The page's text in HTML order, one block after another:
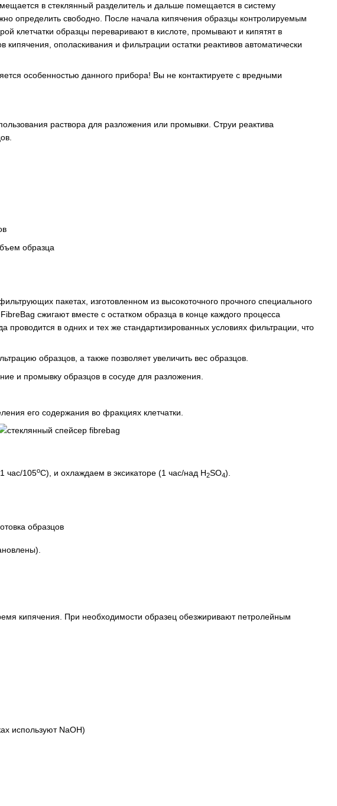
в стеклянный разделитель и дальше помещается в систему
определить свободно. После начала кипячения образцы контролируемым
клетчатки образцы переваривают в кислоте, промывают и кипятят в
ополаскивания и фильтрации остатки реактивов автоматически
особенностью данного прибора! Вы не контактируете с вредными
раствора для разложения или промывки. Струи реактива
образца
пакетах, изготовленном из высокоточного прочного специального
сжигают вместе с остатком образца в конце каждого процесса
проводится в одних и тех же стандартизированных условиях фильтрации, что
образцов, а также позволяет увеличить вес образцов.
и промывку образцов в сосуде для разложения.
его содержания во фракциях клетчатки.
час/105оС), и охлаждаем в эксикаторе (1 час/над H2SO4).
кипячения. При необходимости образец обезжиривают петролейным
используют NaOH)